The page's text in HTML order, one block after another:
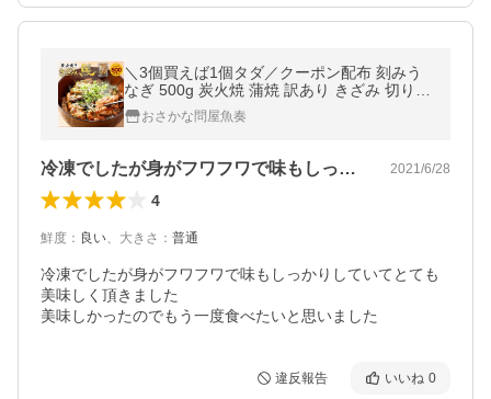
＼3個買えば1個タダ／クーポン配布 刻みう
なぎ 500g 炭火焼 蒲焼 訳あり きざみ 切り落
し 端材 ウナギ 母の日 父の日 敬老 中元 ギフ
ト おさかな問屋魚奏
冷凍でしたが身がフワフワで味もしっかり… 2021/6/28
4
鮮度 ： 良い、 大きさ ： 普通
冷凍でしたが身がフワフワで味もしっかりしていてとても
美味しく頂きました
美味しかったのでもう一度食べたいと思いました
違反報告 いいね 0